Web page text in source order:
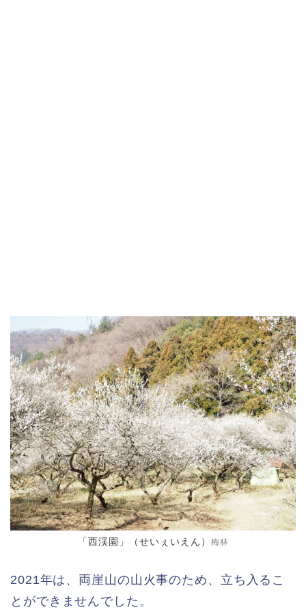
「西渓園」（せいぇいえん） 梅林
2021年は、両崖山の山火事のため、立ち入るこ
とができませんでした。